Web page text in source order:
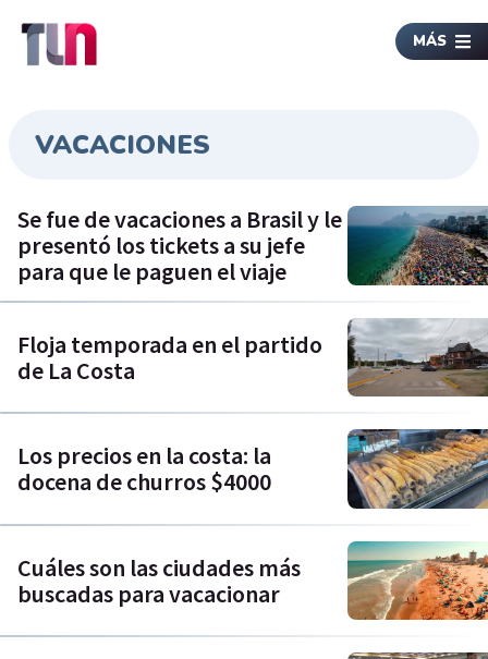
MÁS
VACACIONES
Se fue de vacaciones a Brasil y le
presentó los tickets a su jefe
para que le paguen el viaje
Floja temporada en el partido
de La Costa
Los precios en la costa: la
docena de churros $4000
Cuáles son las ciudades más
buscadas para vacacionar